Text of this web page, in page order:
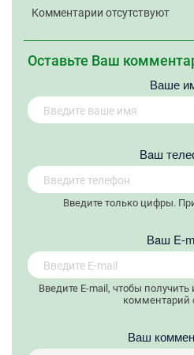
Комментарии отсутствуют
Оставьте Ваш
Ваше
Вaш
Введите только цифры.
Вaш E-
Введите E-mail, чтобы
комментарий
Ваш